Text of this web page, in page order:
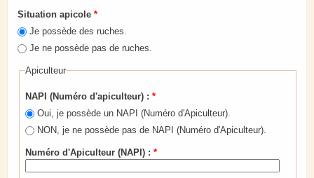
Situation apicole *
Je possède des ruches.
Je ne possède pas de ruches.
Apiculteur
NAPI (Numéro d'apiculteur) :*
Oui, je possède un NAPI (Numéro d'Apiculteur).
NON, je ne possède pas de NAPI (Numéro d'Apiculteur).
Numéro d'Apiculteur (NAPI) :*